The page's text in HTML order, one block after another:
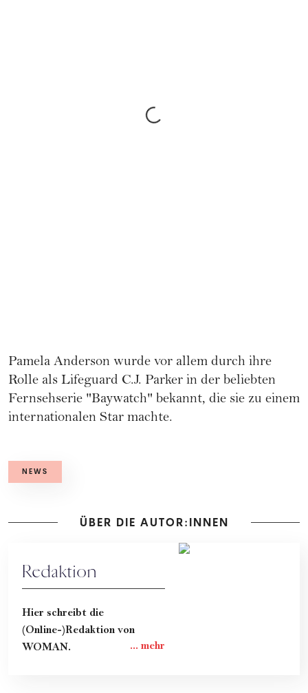
Pamela Anderson wurde vor allem durch ihre
Rolle als Lifeguard C.J. Parker in der beliebten
Fernsehserie "Baywatch" bekannt, die sie zu einem
internationalen Star machte.
NEWS
ÜBER DIE AUTOR:INNEN
Redaktion
Hier schreibt die
(Online-)Redaktion von
WOMAN.